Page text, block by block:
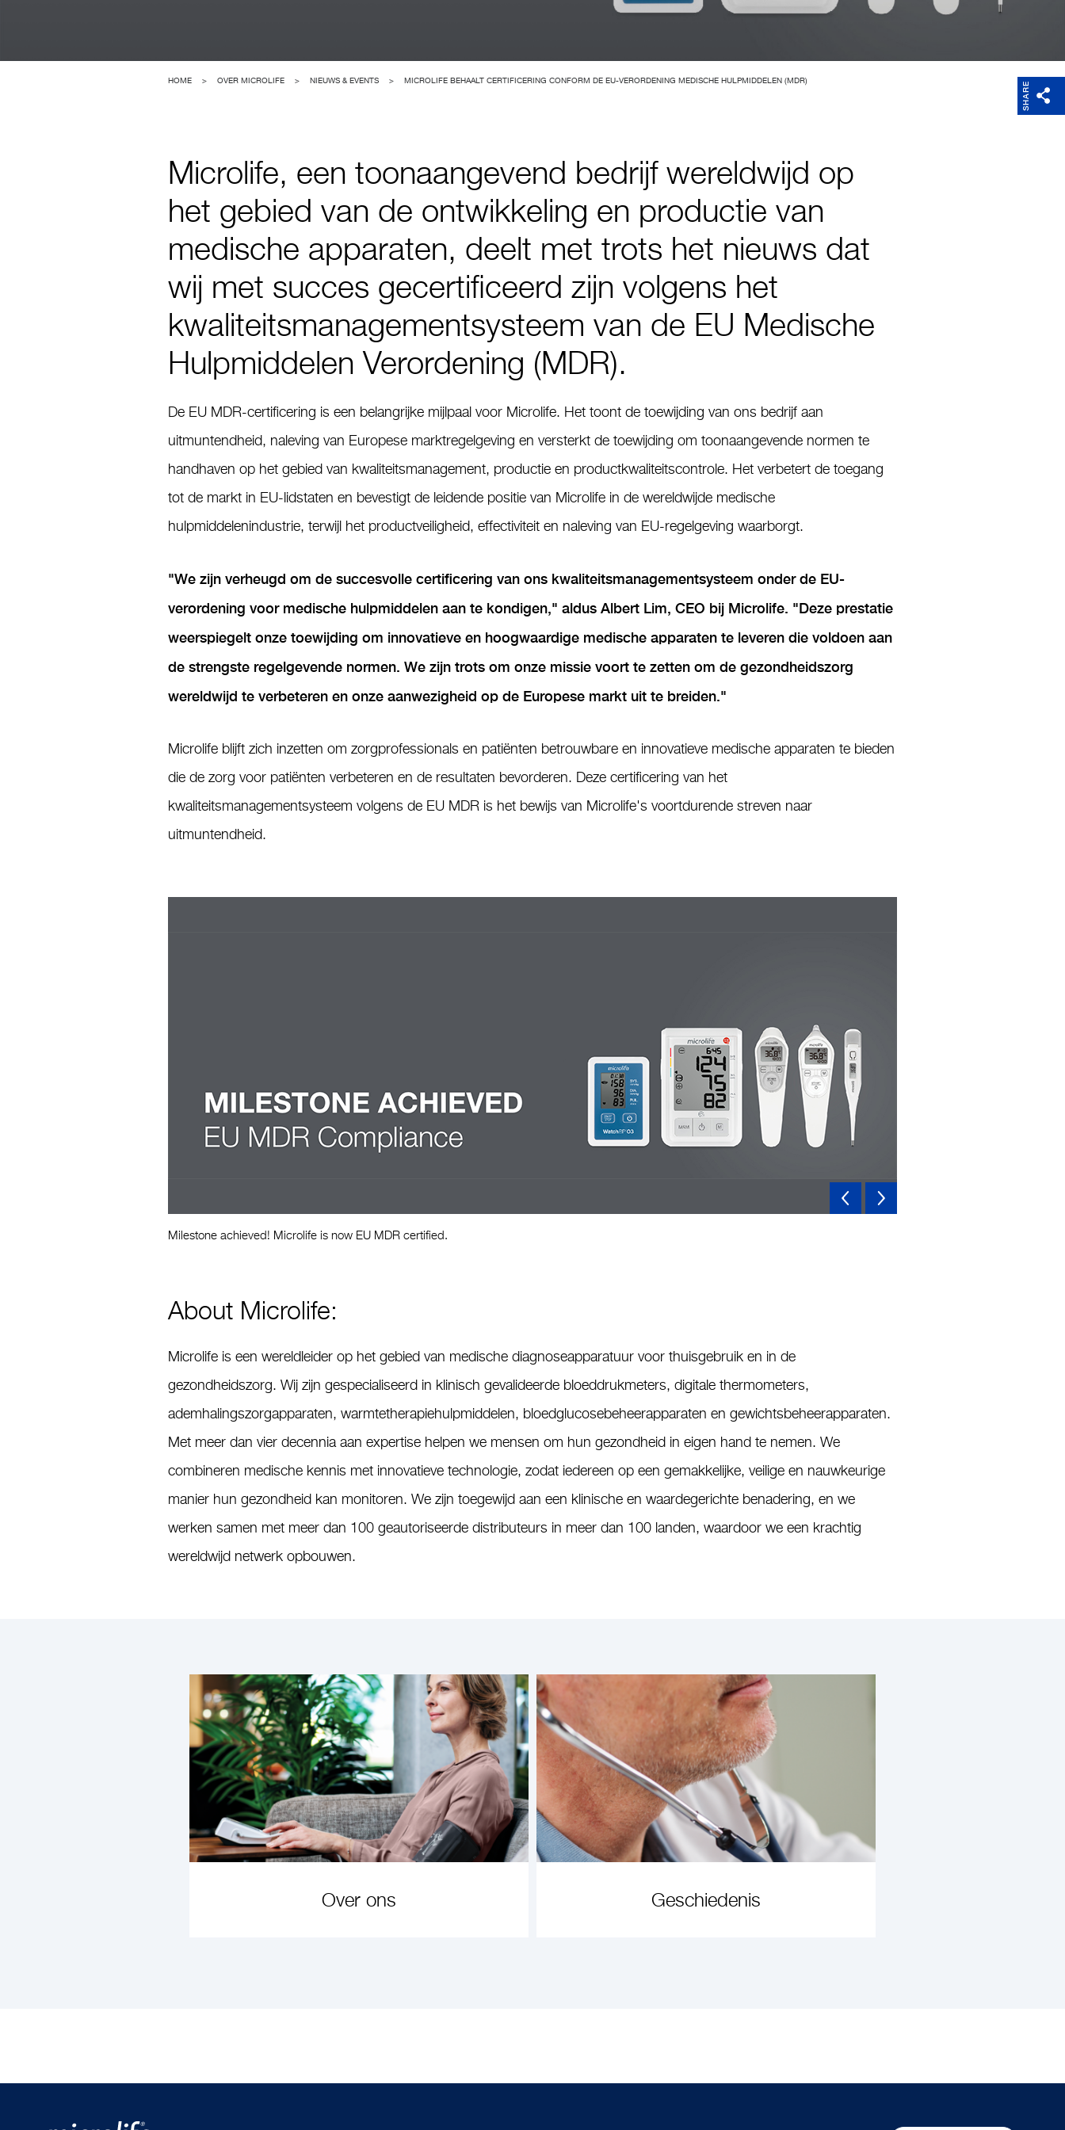
Weight Software
HOME > OVER MICROLIFE > NIEUWS & EVENTS > MICROLIFE BEHAALT CERTIFICERING CONFORM DE EU-VERORDENING MEDISCHE HULPMIDDELEN (MDR)
SHARE
Microlife, een toonaangevend bedrijf wereldwijd op
het gebied van de ontwikkeling en productie van
medische apparaten, deelt met trots het nieuws dat
wij met succes gecertificeerd zijn volgens het
kwaliteitsmanagementsysteem van de EU Medische
Hulpmiddelen Verordening (MDR).
De EU MDR-certificering is een belangrijke mijlpaal voor Microlife. Het toont de toewijding van ons bedrijf aan
uitmuntendheid, naleving van Europese marktregelgeving en versterkt de toewijding om toonaangevende normen te
handhaven op het gebied van kwaliteitsmanagement, productie en productkwaliteitscontrole. Het verbetert de toegang
tot de markt in EU-lidstaten en bevestigt de leidende positie van Microlife in de wereldwijde medische
hulpmiddelenindustrie, terwijl het productveiligheid, effectiviteit en naleving van EU-regelgeving waarborgt.
"We zijn verheugd om de succesvolle certificering van ons kwaliteitsmanagementsysteem onder de EU-
verordening voor medische hulpmiddelen aan te kondigen," aldus Albert Lim, CEO bij Microlife. "Deze prestatie
weerspiegelt onze toewijding om innovatieve en hoogwaardige medische apparaten te leveren die voldoen aan
de strengste regelgevende normen. We zijn trots om onze missie voort te zetten om de gezondheidszorg
wereldwijd te verbeteren en onze aanwezigheid op de Europese markt uit te breiden."
Microlife blijft zich inzetten om zorgprofessionals en patiënten betrouwbare en innovatieve medische apparaten te bieden
die de zorg voor patiënten verbeteren en de resultaten bevorderen. Deze certificering van het
kwaliteitsmanagementsysteem volgens de EU MDR is het bewijs van Microlife's voortdurende streven naar
uitmuntendheid.
Milestone achieved! Microlife is now EU MDR certified.
About Microlife:
Microlife is een wereldleider op het gebied van medische diagnoseapparatuur voor thuisgebruik en in de
gezondheidszorg. Wij zijn gespecialiseerd in klinisch gevalideerde bloeddrukmeters, digitale thermometers,
ademhalingszorgapparaten, warmtetherapiehulpmiddelen, bloedglucosebeheerapparaten en gewichtsbeheerapparaten.
Met meer dan vier decennia aan expertise helpen we mensen om hun gezondheid in eigen hand te nemen. We
combineren medische kennis met innovatieve technologie, zodat iedereen op een gemakkelijke, veilige en nauwkeurige
manier hun gezondheid kan monitoren. We zijn toegewijd aan een klinische en waardegerichte benadering, en we
werken samen met meer dan 100 geautoriseerde distributeurs in meer dan 100 landen, waardoor we een krachtig
wereldwijd netwerk opbouwen.
Over ons Geschiedenis